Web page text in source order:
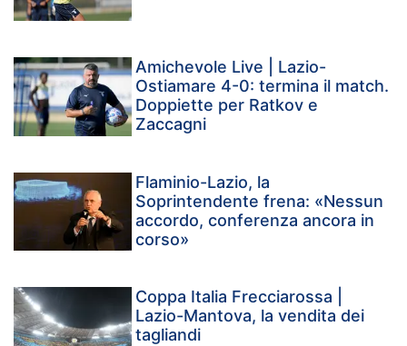
Amichevole Live | Lazio-
Ostiamare 4-0: termina il match.
Doppiette per Ratkov e
Zaccagni
Flaminio-Lazio, la
Soprintendente frena: «Nessun
accordo, conferenza ancora in
corso»
Coppa Italia Frecciarossa |
Lazio-Mantova, la vendita dei
tagliandi